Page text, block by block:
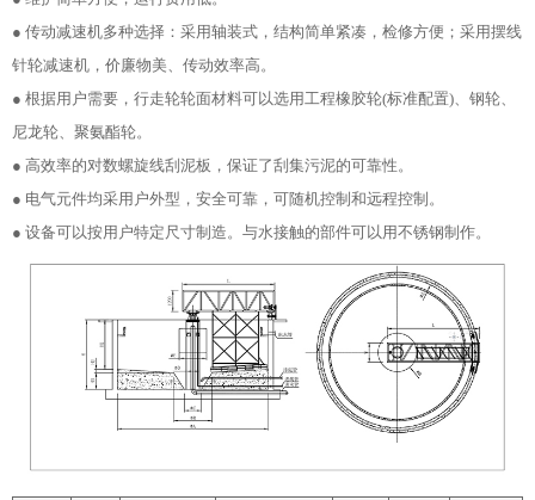
● 传动减速机多种选择：采用轴装式，结构简单紧凑，检修方便；采用摆线
针轮减速机，价廉物美、传动效率高。
● 根据用户需要，行走轮轮面材料可以选用工程橡胶轮(标准配置)、钢轮、
尼龙轮、聚氨酯轮。
● 高效率的对数螺旋线刮泥板，保证了刮集污泥的可靠性。
● 电气元件均采用户外型，安全可靠，可随机控制和远程控制。
● 设备可以按用户特定尺寸制造。与水接触的部件可以用不锈钢制作。